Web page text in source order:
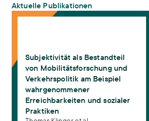
Klinger, Thomas, Jutta Deffner, Anna-Lena
wahrgenommener Erreichbarkeiten und
Schwedes, Oliver, Weert Canzler, Andreas
Handbuch Verkehrspolitik. Wiesbaden:
https://doi.org/10.1007/978-3-658-04777-1_61-1
Deffner, Jutta (2025):Bahnhöfe –
bessere Mobilität. EI – Der
Deffner, Jutta, Georg Angele (2025):
Aktuelle Publikationen
Subjektivität als Bestandteil von
Subjektivität als Bestandteil
von Mobilitätsforschung und
Verkehrspolitik am Beispiel
wahrgenommener
Erreichbarkeiten und sozialer
Praktiken